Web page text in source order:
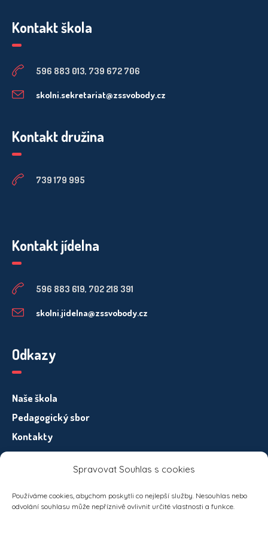
Spravovat Souhlas s cookies
Používáme cookies, abychom poskytli co nejlepší služby. Nesouhlas nebo
odvolání souhlasu může nepříznivě ovlivnit určité vlastnosti a funkce.
Kontakt škola
596 883 013, 739 672 706
skolni.sekretariat@zssvobody.cz
Kontakt družina
739 179 995
Kontakt jídelna
596 883 619, 702 218 391
skolni.jidelna@zssvobody.cz
Odkazy
Naše škola
Pedagogický sbor
Kontakty
Informace pro subjekty osobních údajů – GDPR